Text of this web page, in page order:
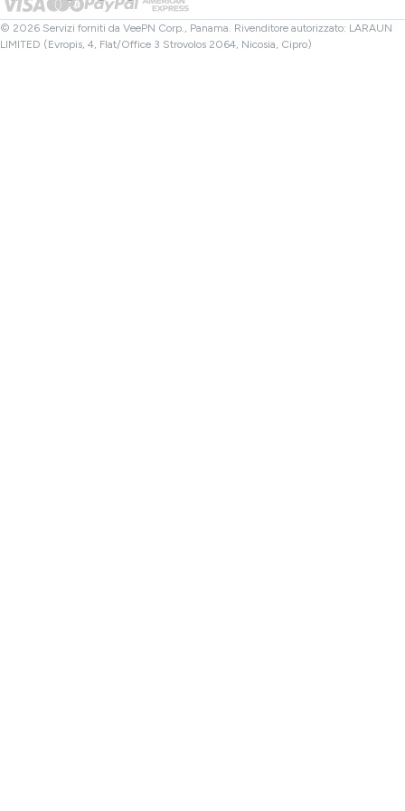
Controllo File
VPN Turchia
Affiliati
© 2026 Servizi forniti da VeePN Corp., Panama. Rivenditore autorizzato: LARAUN
LIMITED (Evropis, 4, Flat/Office 3 Strovolos 2064, Nicosia, Cipro)